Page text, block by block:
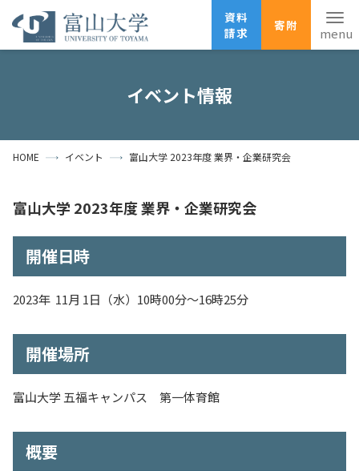
資料
請求
寄附
資料請求
寄附
広報刊行物
受験生の方 地域・一般の方 企業・研究者の方
卒業生の方
大学紹介
学部・大学院・施設
入試情報
イベント情報
HOME イベント 富山大学 2023年度 業界・企業研究会
富山大学 2023年度 業界・企業研究会
開催日時
2023年 11月 1日（水）10時00分～16時25分
開催場所
富山大学 五福キャンパス 第一体育館
概要